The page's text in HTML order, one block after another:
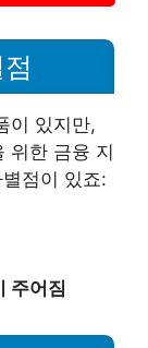
이 있지만,
위한 금융 지
점이 있죠:
주어짐